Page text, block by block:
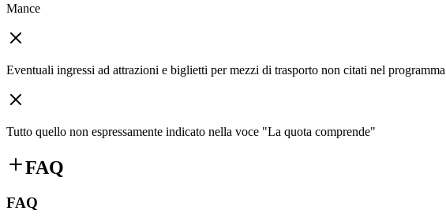
Mance
Eventuali ingressi ad attrazioni e biglietti per mezzi di trasporto non citati nel programma
Tutto quello non espressamente indicato nella voce "La quota comprende"
FAQ
FAQ